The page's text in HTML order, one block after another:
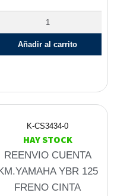
Añadir al carrito
K-CS3434-0
HAY STOCK
REENVIO CUENTA
KM.YAMAHA YBR 125
FRENO CINTA